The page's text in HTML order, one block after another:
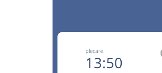
plecare
13:50